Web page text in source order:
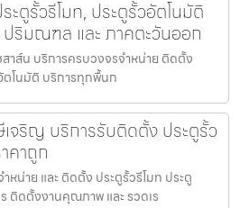
ตูรั้วรีโมท, ประตูรั้วอัตโนมัติ
ริมณฑล และ ภาคตะวันออก
าส์น บริการครบวงจรจำหน่าย ติดตั้ง
ตโนมัติ บริการทุกพื้นก
จริญ บริการรับติดตั้ง ประตูรั้ว
คาถูก
หน่าย และ ติดตั้ง ประตูรั้วรีโมท ประตู
ติดตั้งงานคุณภาพ และ รวดเร